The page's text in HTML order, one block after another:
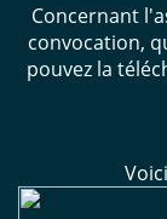
Concernant
convocation,
pouvez la